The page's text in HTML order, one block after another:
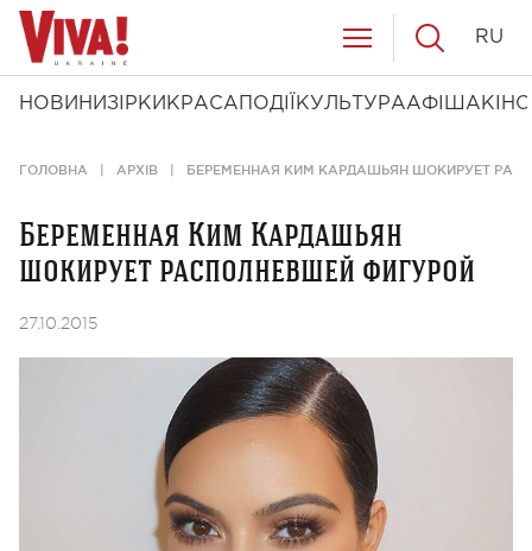
НОВИНИ ЗІРКИ КРАСА ПОДІЇ КУЛЬТУРААФІША КІНО
RU
ГОЛОВНА АРХІВ БЕРЕМЕННАЯ КИМ КАРДАШЬЯН ШОКИРУЕТ
Беременная Ким Кардашьян
шокирует располневшей фигурой
27.10.2015